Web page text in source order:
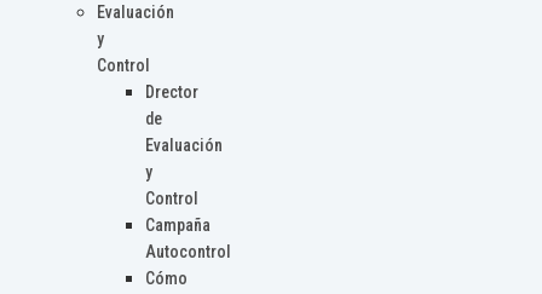
Evaluación
y
Control
Drector
de
Evaluación
y
Control
Campaña
Autocontrol
Cómo